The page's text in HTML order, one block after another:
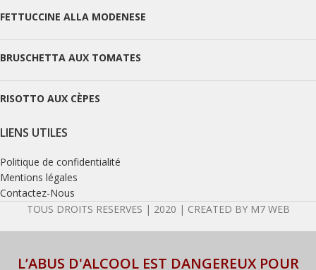
FETTUCCINE ALLA MODENESE
BRUSCHETTA AUX TOMATES
RISOTTO AUX CÈPES
LIENS UTILES
Politique de confidentialité
Mentions légales
Contactez-Nous
TOUS DROITS RESERVES | 2020 | CREATED BY M7 WEB
L’ABUS D'ALCOOL EST DANGEREUX POUR